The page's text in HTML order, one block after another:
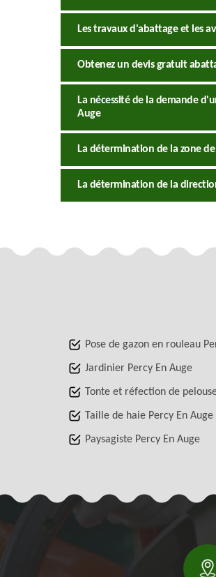
Les travaux d'abattage et les
Obtenez un devis gratuit
La nécessité de la demande
Auge
La détermination de la zone
La détermination de la
Pose de gazon en rouleau
Jardinier Percy En Auge
Tonte et réfection de
Taille de haie Percy En Auge
Paysagiste Percy En Auge